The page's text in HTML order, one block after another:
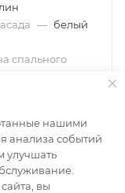
— белый
спального
₽/шт
-17%
КОРЗИНУ
нашими
анализа событий
улучшать
вы